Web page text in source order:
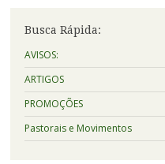
Busca Rápida:
AVISOS:
ARTIGOS
PROMOÇÕES
Pastorais e Movimentos